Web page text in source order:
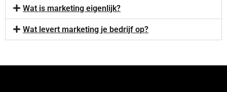
Wat is marketing eigenlijk?
Wat levert marketing je bedrijf op?